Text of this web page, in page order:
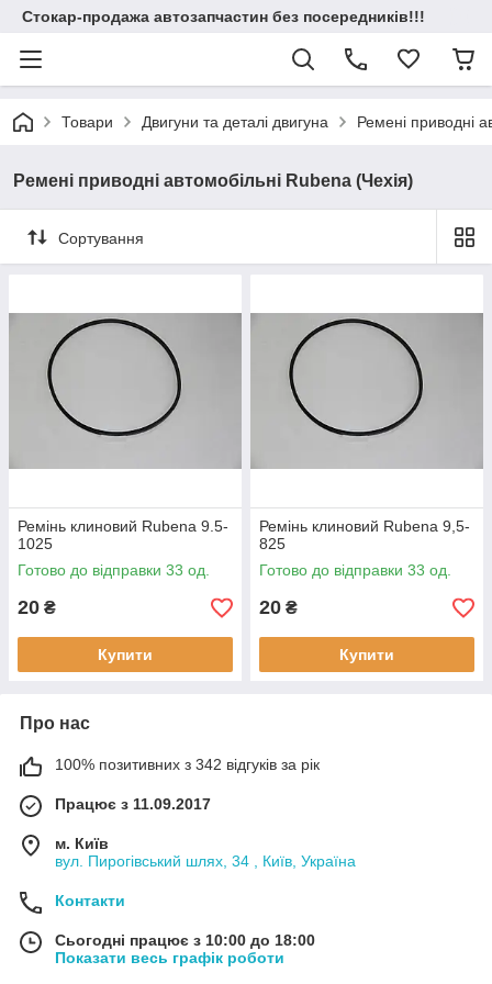
Стокар-продажа автозапчастин без посередників!!!
Товари Двигуни та деталі двигуна Ремені приводні
Ремені приводні автомобільні Rubena (Чехія)
Сортування
Ремінь клиновий Rubena 9.5-
1025
Готово до відправки 33 од.
20 ₴
Купити
Ремінь клиновий Rubena 9,5-
825
Готово до відправки 33 од.
20 ₴
Купити
Про нас
100% позитивних з 342 відгуків за рік
Працює з 11.09.2017
м. Київ
вул. Пирогівський шлях, 34 , Київ, Україна
Контакти
Сьогодні працює з 10:00 до 18:00
Показати весь графік роботи